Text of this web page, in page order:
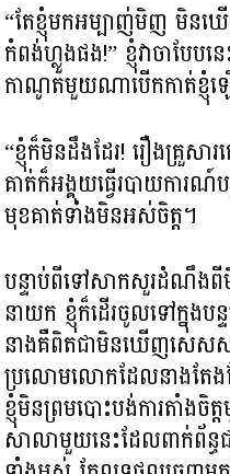
“តែខ្ញុំមកអម្បាញ់មិញ មិន
កំពង់ហ្លួងផង!” ខ្ញុំវាចាបែប
កាណូតមួយណាបើកកាត់ខ្ញុំ
“ខ្ញុំក៏មិនដឹងដែរ! រឿងគ្រួស
គាត់ក៏អង្គុយធ្វើរបាយការ
មុខគាត់ទាំងមិនអស់ចិត្ត។
បន្ទាប់ពីទៅសាកសួរដំណឹងពី
នាយក ខ្ញុំក៏ដើរចូលទៅក្នុង
នាងគឺពិតជាមិនឃើញសេស
ប្រលោមលោកដែលនាងតែង
ខ្ញុំមិនព្រមបោះបង់ការតាំង
សាលាមួយនេះដែលពាក់ព័ន្